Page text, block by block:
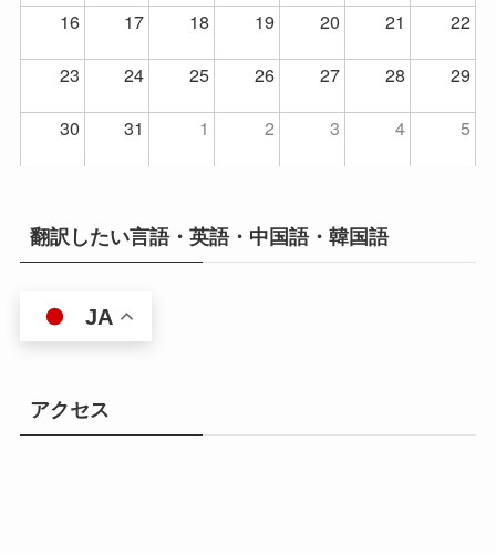
16
17 18 19 20 21
22
23
24 25 26 27 28
29
30
31 1 2 3 4 5
翻訳したい言語・英語・中国語・韓国語
JA
アクセス